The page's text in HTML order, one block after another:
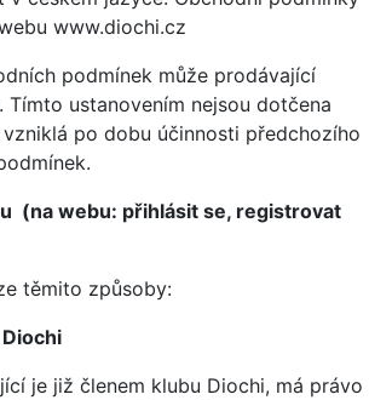
www.diochi.cz
podmínek může prodávající
ustanovením nejsou dotčena
po dobu účinnosti předchozího
(na webu: přihlásit se, registrovat
těmito způsoby:
je již členem klubu Diochi, má právo